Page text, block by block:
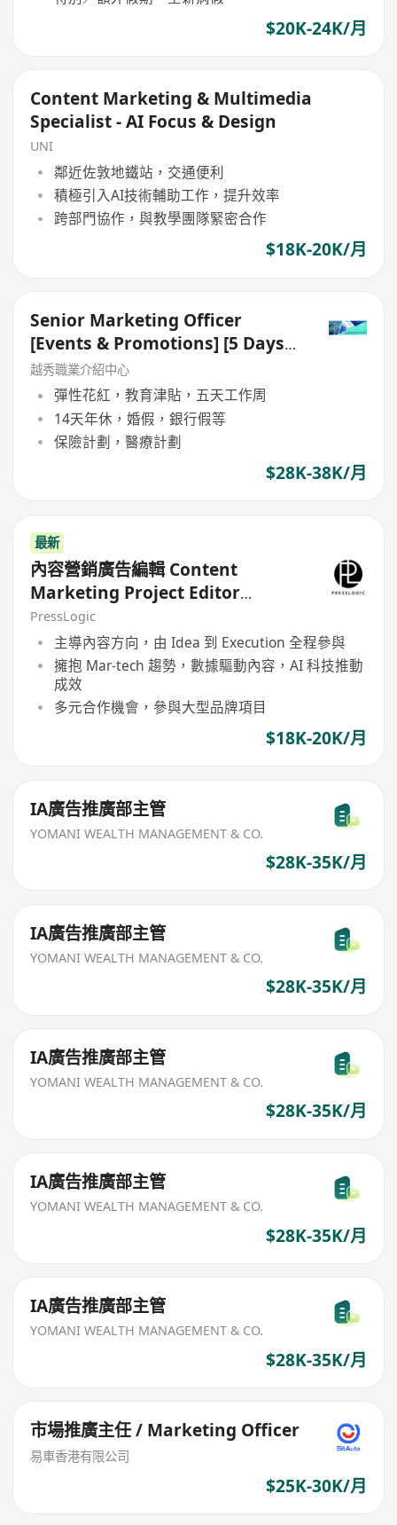
$20K-24K/月
Content Marketing & Multimedia
Specialist - AI Focus & Design
UNI
鄰近佐敦地鐵站，交通便利
積極引入AI技術輔助工作，提升效率
跨部門協作，與教學團隊緊密合作
$18K-20K/月
Senior Marketing Officer
[Events & Promotions] [5 Days
Work]
越秀職業介紹中心
彈性花紅，教育津貼，五天工作周
14天年休，婚假，銀行假等
保險計劃，醫療計劃
$28K-38K/月
最新
內容營銷廣告編輯 Content
Marketing Project Editor
(HolidaySmart 假期日常 / PetCity
毛孩日常)
PressLogic
主導內容方向，由 Idea 到 Execution 全程參與
擁抱 Mar-tech 趨勢，數據驅動內容，AI 科技推動
成效
多元合作機會，參與大型品牌項目
$18K-20K/月
IA廣告推廣部主管
YOMANI WEALTH MANAGEMENT & CO.
$28K-35K/月
IA廣告推廣部主管
YOMANI WEALTH MANAGEMENT & CO.
$28K-35K/月
IA廣告推廣部主管
YOMANI WEALTH MANAGEMENT & CO.
$28K-35K/月
IA廣告推廣部主管
YOMANI WEALTH MANAGEMENT & CO.
$28K-35K/月
IA廣告推廣部主管
YOMANI WEALTH MANAGEMENT & CO.
$28K-35K/月
市場推廣主任 / Marketing Officer
易車香港有限公司
$25K-30K/月